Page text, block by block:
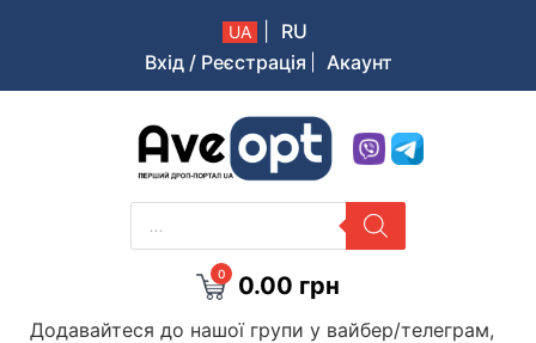
UA
RU
Вхід / Реєстрація
Акаунт
Aveopt – оптова дропшипінг платформа в Україні
PRODUCTS
SEARCH
0 0.00 грн
Додавайтеся до нашої групи у вайбер/телеграм,